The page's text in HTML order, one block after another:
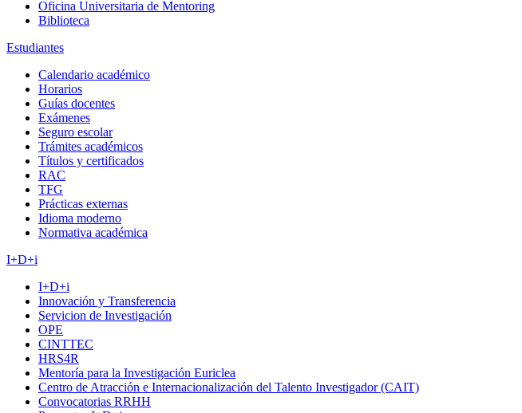
Oficina Universitaria de Mentoring
Biblioteca
Estudiantes
Calendario académico
Horarios
Guías docentes
Exámenes
Seguro escolar
Trámites académicos
Títulos y certificados
RAC
TFG
Prácticas externas
Idioma moderno
Normativa académica
I+D+i
I+D+i
Innovación y Transferencia
Servicion de Investigación
OPE
CINTTEC
HRS4R
Mentoría para la Investigación Euriclea
Centro de Atracción e Internacionalización del Talento Investigador (CAIT)
Convocatorias RRHH